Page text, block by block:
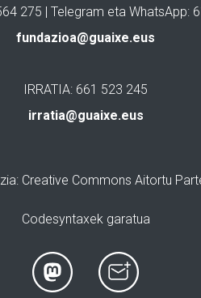
275 | Telegram eta WhatsApp:
fundazioa@guaixe.eus
IRRATIA: 661 523 245
irratia@guaixe.eus
: Creative Commons Aitortu
Codesyntaxek garatua